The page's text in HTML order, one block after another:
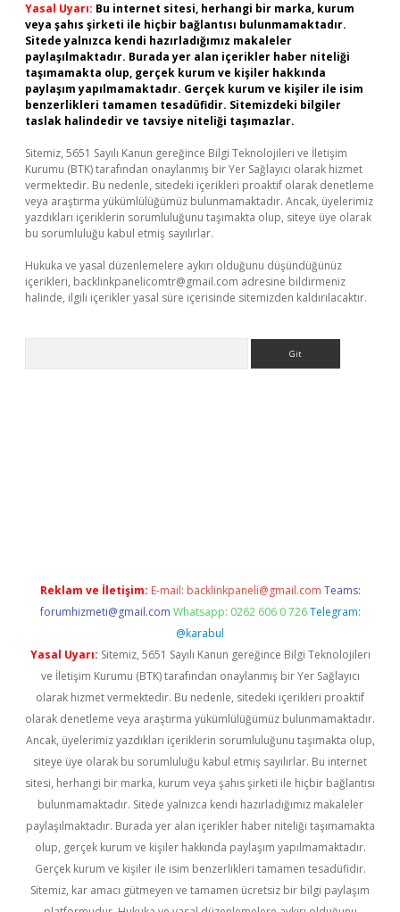
Yasal Uyarı: Bu internet sitesi, herhangi bir marka, kurum
veya şahıs şirketi ile hiçbir bağlantısı bulunmamaktadır.
Sitede yalnızca kendi hazırladığımız makaleler
paylaşılmaktadır. Burada yer alan içerikler haber niteliği
taşımamakta olup, gerçek kurum ve kişiler hakkında
paylaşım yapılmamaktadır. Gerçek kurum ve kişiler ile isim
benzerlikleri tamamen tesadüfidir. Sitemizdeki bilgiler
taslak halindedir ve tavsiye niteliği taşımazlar.
Sitemiz, 5651 Sayılı Kanun gereğince Bilgi Teknolojileri ve İletişim
Kurumu (BTK) tarafından onaylanmış bir Yer Sağlayıcı olarak hizmet
vermektedir. Bu nedenle, sitedeki içerikleri proaktif olarak denetleme
veya araştırma yükümlülüğümüz bulunmamaktadır. Ancak, üyelerimiz
yazdıkları içeriklerin sorumluluğunu taşımakta olup, siteye üye olarak
bu sorumluluğu kabul etmiş sayılırlar.
Hukuka ve yasal düzenlemelere aykırı olduğunu düşündüğünüz
içerikleri, backlinkpanelicomtr@gmail.com adresine bildirmeniz
halinde, ilgili içerikler yasal süre içerisinde sitemizden kaldırılacaktır.
Reklam ve İletişim: E-mail: backlinkpaneli@gmail.com Teams:
forumhizmeti@gmail.com Whatsapp: 0262 606 0 726 Telegram:
@karabul
Yasal Uyarı: Sitemiz, 5651 Sayılı Kanun gereğince Bilgi Teknolojileri
ve İletişim Kurumu (BTK) tarafından onaylanmış bir Yer Sağlayıcı
olarak hizmet vermektedir. Bu nedenle, sitedeki içerikleri proaktif
olarak denetleme veya araştırma yükümlülüğümüz bulunmamaktadır.
Ancak, üyelerimiz yazdıkları içeriklerin sorumluluğunu taşımakta olup,
siteye üye olarak bu sorumluluğu kabul etmiş sayılırlar. Bu internet
sitesi, herhangi bir marka, kurum veya şahıs şirketi ile hiçbir bağlantısı
bulunmamaktadır. Sitede yalnızca kendi hazırladığımız makaleler
paylaşılmaktadır. Burada yer alan içerikler haber niteliği taşımamakta
olup, gerçek kurum ve kişiler hakkında paylaşım yapılmamaktadır.
Gerçek kurum ve kişiler ile isim benzerlikleri tamamen tesadüfidir.
Sitemiz, kar amacı gütmeyen ve tamamen ücretsiz bir bilgi paylaşım